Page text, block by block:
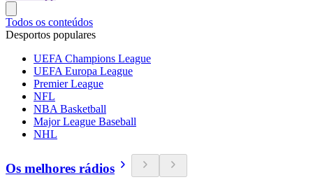
Todos os conteúdos
Desportos populares
UEFA Champions League
UEFA Europa League
Premier League
NFL
NBA Basketball
Major League Baseball
NHL
Os melhores rádios